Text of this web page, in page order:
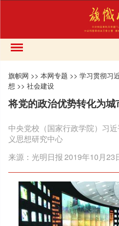
旗帜网 >>本网专题 >>学习贯彻习
想 >>社会建设
将党的政治优势转化为
中央党校（国家行政学院）习
义思想研究中心
来源： 光明日报2019年10月23